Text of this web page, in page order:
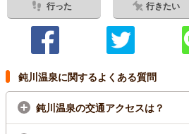
行った 行きたい
鈍川温泉に関するよくある質問
鈍川温泉の交通アクセスは？